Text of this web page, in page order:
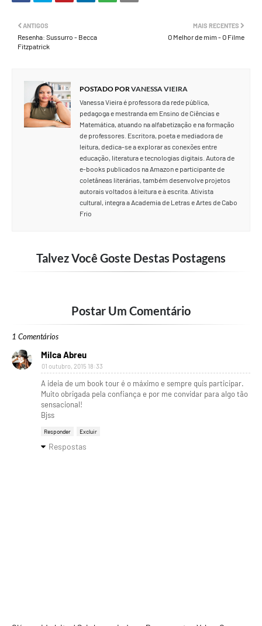
MAIS RECENTES
O Melhor de mim - O Filme
ANTIGOS
Resenha: Sussurro - Becca
Fitzpatrick
POSTADO PORVANESSA VIEIRA
Vanessa Vieira é professora da rede pública,
pedagoga e mestranda em Ensino de Ciências e
Matemática, atuando na alfabetização e na formação
de professores. Escritora, poeta e mediadora de
leitura, dedica-se a explorar as conexões entre
educação, literatura e tecnologias digitais. Autora de
e-books publicados na Amazon e participante de
coletâneas literárias, também desenvolve projetos
autorais voltados à leitura e à escrita. Ativista
cultural, integra a Academia de Letras e Artes de Cabo
Frio
Talvez Você Goste Destas Postagens
Postar Um Comentário
1 Comentários
Milca Abreu
01 outubro, 2015 18:33
A ideia de um book tour é o máximo e sempre quis participar.
Muito obrigada pela confiança e por me convidar para algo tão
sensacional!
Bjss
Responder Excluir
Respostas